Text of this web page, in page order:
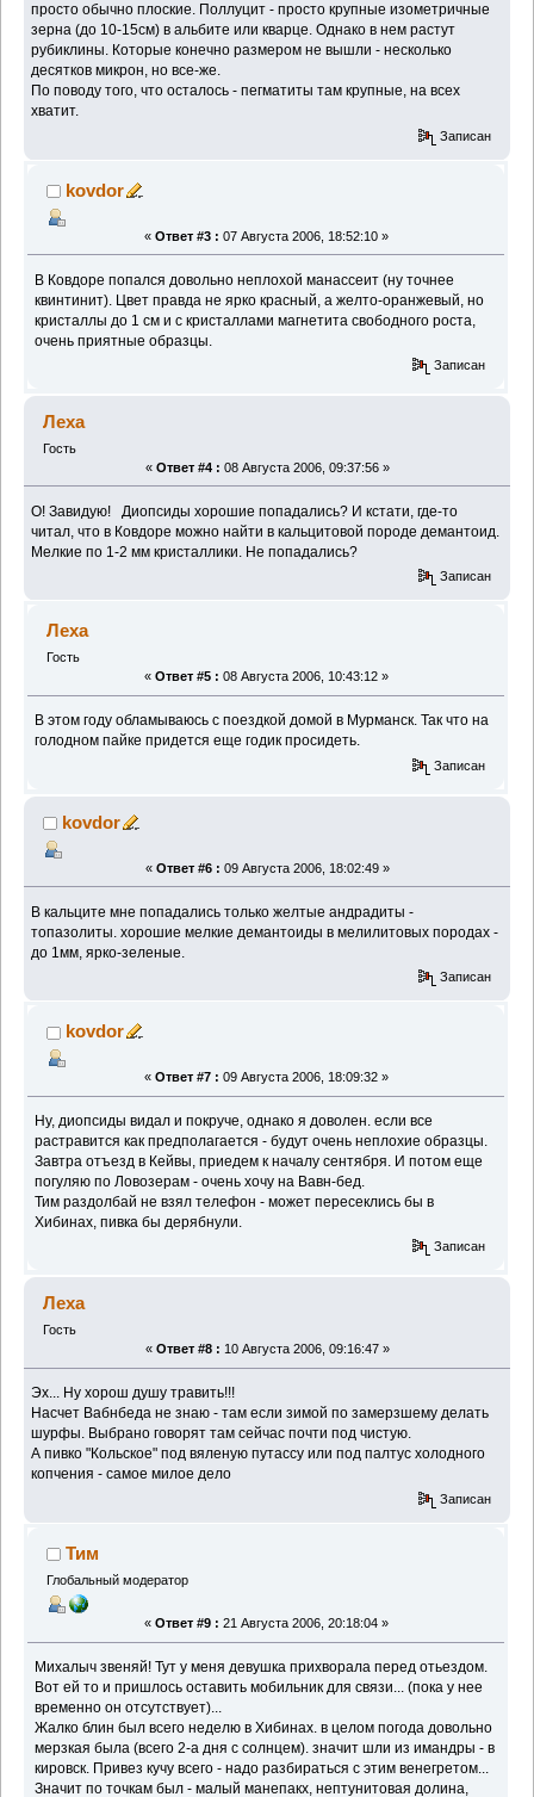
просто обычно плоские. Поллуцит - просто крупные изометричные
зерна (до 10-15см) в альбите или кварце. Однако в нем растут
рубиклины. Которые конечно размером не вышли - несколько
десятков микрон, но все-же.
По поводу того, что осталось - пегматиты там крупные, на всех
хватит.
Записан
kovdor
« Ответ #3 : 07 Августа 2006, 18:52:10 »
В Ковдоре попался довольно неплохой манассеит (ну точнее
квинтинит). Цвет правда не ярко красный, а желто-оранжевый, но
кристаллы до 1 см и с кристаллами магнетита свободного роста,
очень приятные образцы.
Записан
Леха
Гость
« Ответ #4 : 08 Августа 2006, 09:37:56 »
О! Завидую!
Диопсиды хорошие попадались? И кстати, где-то
читал, что в Ковдоре можно найти в кальцитовой породе демантоид.
Мелкие по 1-2 мм кристаллики. Не попадались?
Записан
Леха
Гость
« Ответ #5 : 08 Августа 2006, 10:43:12 »
В этом году обламываюсь с поездкой домой в Мурманск. Так что на
голодном пайке придется еще годик просидеть.
Записан
kovdor
« Ответ #6 : 09 Августа 2006, 18:02:49 »
В кальците мне попадались только желтые андрадиты -
топазолиты. хорошие мелкие демантоиды в мелилитовых породах -
до 1мм, ярко-зеленые.
Записан
kovdor
« Ответ #7 : 09 Августа 2006, 18:09:32 »
Ну, диопсиды видал и покруче, однако я доволен. если все
растравится как предполагается - будут очень неплохие образцы.
Завтра отъезд в Кейвы, приедем к началу сентября. И потом еще
погуляю по Ловозерам - очень хочу на Вавн-бед.
Тим раздолбай не взял телефон - может пересеклись бы в
Хибинах, пивка бы дерябнули.
Записан
Леха
Гость
« Ответ #8 : 10 Августа 2006, 09:16:47 »
Эх... Ну хорош душу травить!!!
Насчет Вабнбеда не знаю - там если зимой по замерзшему делать
шурфы. Выбрано говорят там сейчас почти под чистую.
А пивко "Кольское" под вяленую путассу или под палтус холодного
копчения - самое милое дело
Записан
Тим
Глобальный модератор
« Ответ #9 : 21 Августа 2006, 20:18:04 »
Михалыч звеняй! Тут у меня девушка прихворала перед отьездом.
Вот ей то и пришлось оставить мобильник для связи... (пока у нее
временно он отсутствует)...
Жалко блин был всего неделю в Хибинах. в целом погода довольно
мерзкая была (всего 2-а дня с солнцем). значит шли из имандры - в
кировск. Привез кучу всего - надо разбираться с этим венегретом...
Значит по точкам был - малый манепакх, нептунитовая долина,